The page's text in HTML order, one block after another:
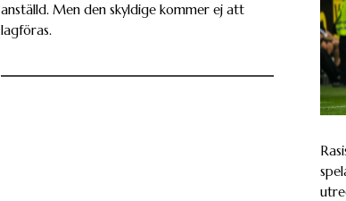
anställd. Men den skyldige kommer ej att
lagföras.